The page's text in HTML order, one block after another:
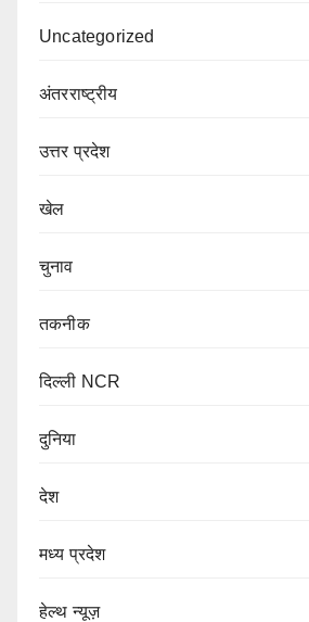
Uncategorized
अंतरराष्ट्रीय
उत्तर प्रदेश
खेल
चुनाव
तकनीक
दिल्ली NCR
दुनिया
देश
मध्य प्रदेश
हेल्थ न्यूज़